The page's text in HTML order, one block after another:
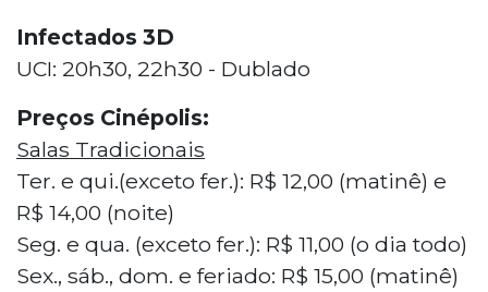
Infectados 3D
UCI: 20h30, 22h30 - Dublado
Preços Cinépolis:
Salas Tradicionais
Ter. e qui.(exceto fer.): R$ 12,00 (matinê) e
R$ 14,00 (noite)
Seg. e qua. (exceto fer.): R$ 11,00 (o dia todo)
Sex., sáb., dom. e feriado: R$ 15,00 (matinê)